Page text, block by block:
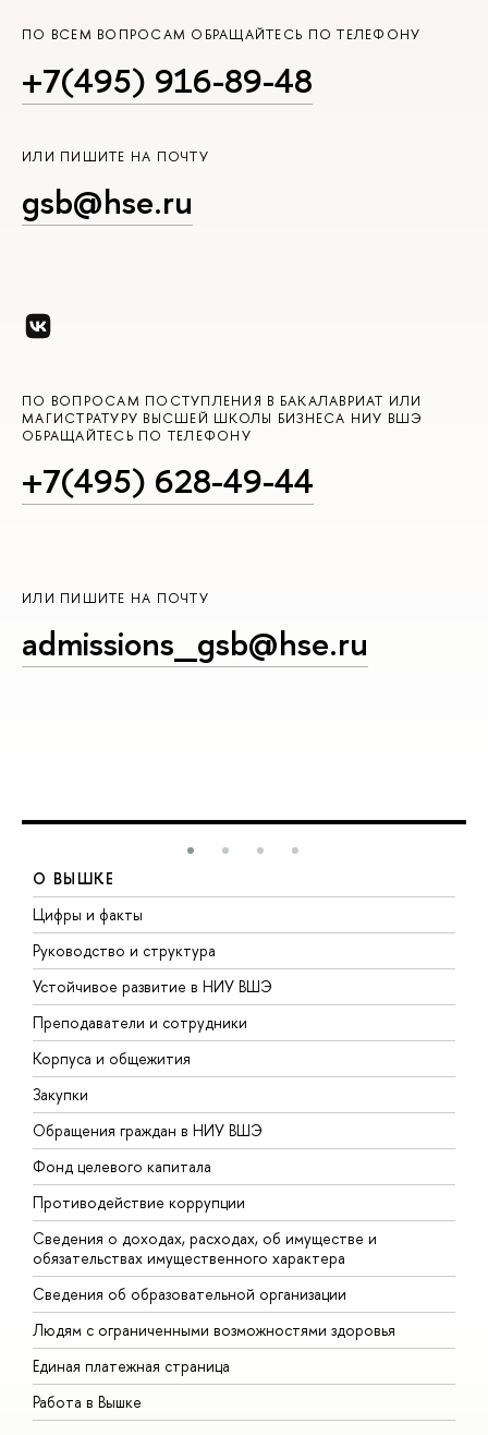
ПО ВСЕМ ВОПРОСАМ ОБРАЩАЙТЕСЬ ПО ТЕЛЕФОНУ
+7(495) 916-89-48
ИЛИ ПИШИТЕ НА ПОЧТУ
gsb@hse.ru
ПО ВОПРОСАМ ПОСТУПЛЕНИЯ В БАКАЛАВРИАТ ИЛИ
МАГИСТРАТУРУ ВЫСШЕЙ ШКОЛЫ БИЗНЕСА НИУ ВШЭ
ОБРАЩАЙТЕСЬ ПО ТЕЛЕФОНУ
+7(495) 628-49-44
ИЛИ ПИШИТЕ НА ПОЧТУ
admissions_gsb@hse.ru
О ВЫШКЕ
Цифры и факты
Руководство и структура
Устойчивое развитие в НИУ ВШЭ
Преподаватели и сотрудники
Корпуса и общежития
Закупки
Обращения граждан в НИУ ВШЭ
Фонд целевого капитала
Противодействие коррупции
Сведения о доходах, расходах, об имуществе и
обязательствах имущественного характера
Сведения об образовательной организации
Людям с ограниченными возможностями здоровья
Единая платежная страница
Работа в Вышке